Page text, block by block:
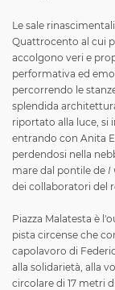
Le sale
Quattrocento al cui
accolgono veri e
performativa ed
percorrendo le
splendida
riportato alla luce, si
entrando con Anita
perdendosi nella
mare dal pontile de I
dei collaboratori del
Piazza Malatesta è
pista circense che
capolavoro di
alla solidarietà, alla
circolare di 17 metri